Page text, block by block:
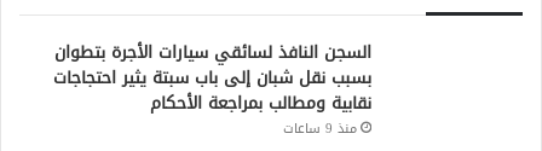
السجن النافذ لسائقي سيارات الأجرة بتطوان
بسبب نقل شبان إلى باب سبتة يثير احتجاجات
نقابية ومطالب بمراجعة الأحكام
منذ 9 ساعات